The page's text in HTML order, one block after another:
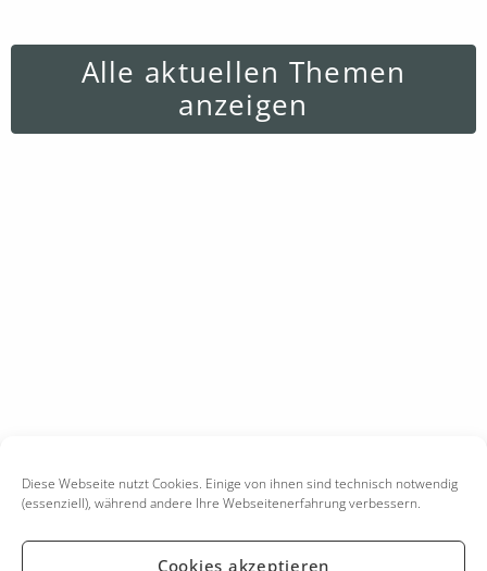
Diese Webseite nutzt Cookies. Einige von ihnen sind technisch notwendig
(essenziell), während andere Ihre Webseitenerfahrung verbessern.
Cookies akzeptieren
Alle aktuellen Themen
anzeigen